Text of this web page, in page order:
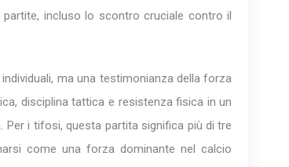
incluso lo scontro cruciale contro il
ma una testimonianza della forza
disciplina tattica e resistenza fisica in un
Per i tifosi, questa partita significa più di tre
come una forza dominante nel calcio